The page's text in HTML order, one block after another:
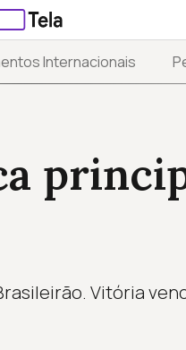
Internacionais
Vitória